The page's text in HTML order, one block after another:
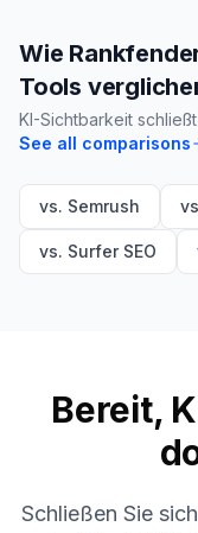
Wie
Tools
KI-Sichtbarkeit
See all comparisons
vs. Semrush
vs. Surfer SEO
Bereit,
Schließen Sie